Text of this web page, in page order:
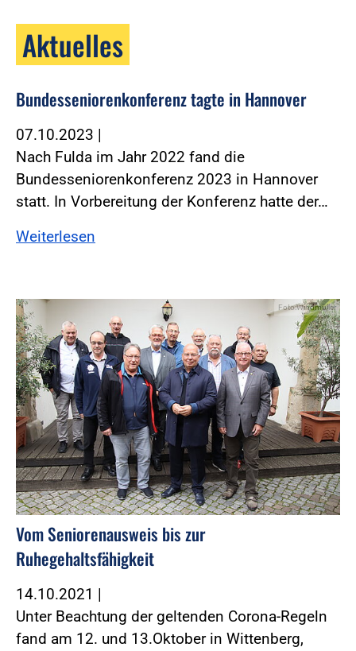
Aktuelles
Bundesseniorenkonferenz tagte in Hannover
07.10.2023 |
Nach Fulda im Jahr 2022 fand die
Bundesseniorenkonferenz 2023 in Hannover
statt. In Vorbereitung der Konferenz hatte der…
Weiterlesen
Foto:Windmüller
Vom Seniorenausweis bis zur
Ruhegehaltsfähigkeit
14.10.2021 |
Unter Beachtung der geltenden Corona-Regeln
fand am 12. und 13.Oktober in Wittenberg,